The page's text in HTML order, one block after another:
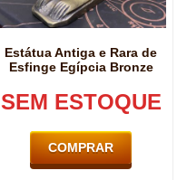
Estátua Antiga e Rara de
Esfinge Egípcia Bronze
SEM ESTOQUE
COMPRAR